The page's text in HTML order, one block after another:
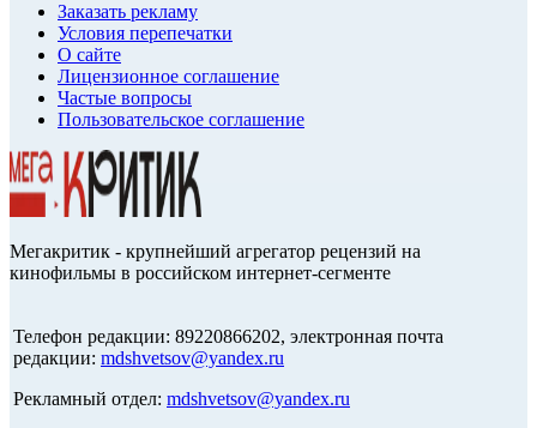
Заказать рекламу
Условия перепечатки
О сайте
Лицензионное соглашение
Частые вопросы
Пользовательское соглашение
Мегакритик - крупнейший агрегатор рецензий на
кинофильмы в российском интернет-сегменте
Телефон редакции: 89220866202, электронная почта
редакции: mdshvetsov@yandex.ru
Рекламный отдел: mdshvetsov@yandex.ru